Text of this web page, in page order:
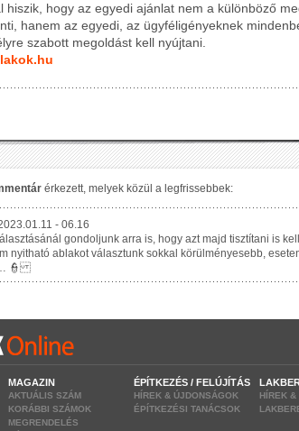
hiszik, hogy az egyedi ajánlat nem a különböző
hanem az egyedi, az ügyféligényeknek
szabott megoldást kell nyújtani.
MAGAZIN
AKTUÁLIS SZÁM
KORÁBBI SZÁMOK
MEGRENDELÉS
ÉPÍTKEZÉS / FELÚJÍTÁS
HÍREK & ÚJDONSÁGOK
ÉPÍTKEZÉSI TANÁCSOK
HÍREK &